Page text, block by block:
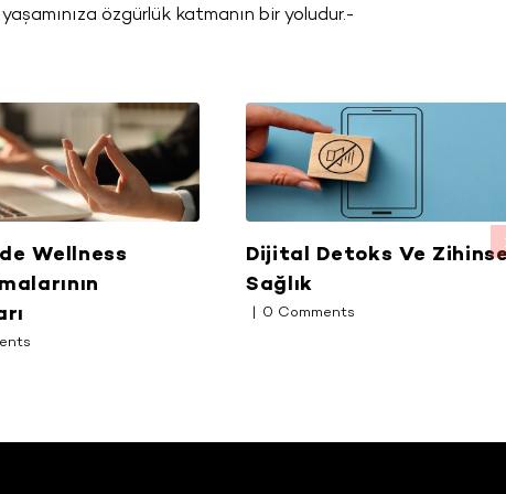
özgürlük katmanın bir yoludur.-
Wellness
Dijital Detoks Ve
Sağlık
| 0 Comments